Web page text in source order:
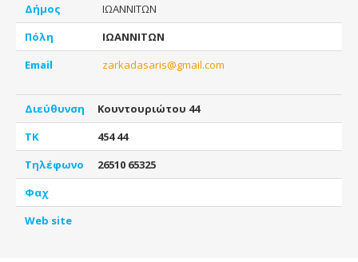
Δήμος
ΙΩΑΝΝΙΤΩΝ
Πόλη
ΙΩΑΝΝΙΤΩΝ
Email
zarkadasaris@gmail.com
Διεύθυνση
Κουντουριώτου 44
ΤΚ
454 44
Τηλέφωνο
26510 65325
Φαχ
Web site